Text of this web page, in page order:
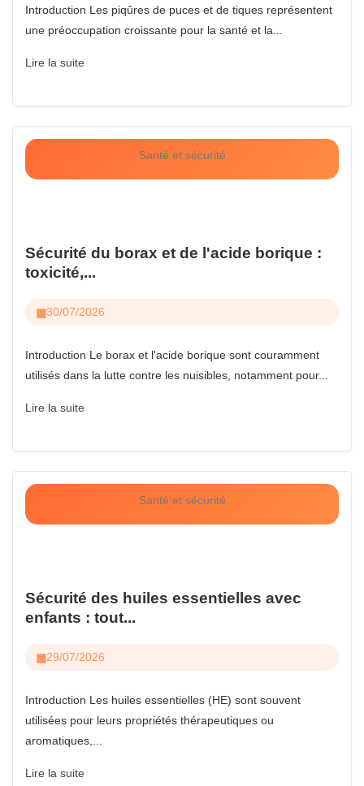
Introduction Les piqûres de puces et de tiques représentent
une préoccupation croissante pour la santé et la...
Lire la suite
Santé et sécurité
Sécurité du borax et de l'acide borique :
toxicité,...
30/07/2026
Introduction Le borax et l'acide borique sont couramment
utilisés dans la lutte contre les nuisibles, notamment pour...
Lire la suite
Santé et sécurité
Sécurité des huiles essentielles avec
enfants : tout...
29/07/2026
Introduction Les huiles essentielles (HE) sont souvent
utilisées pour leurs propriétés thérapeutiques ou
aromatiques,...
Lire la suite